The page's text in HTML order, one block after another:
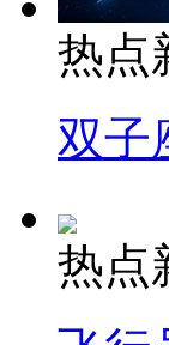
热点
双子
热点